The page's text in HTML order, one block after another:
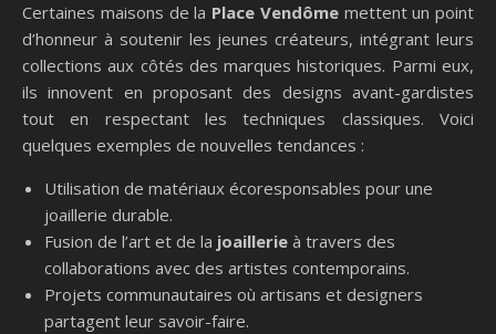
Certaines maisons de la Place Vendômemettent un point
d’honneur à soutenir les jeunes créateurs, intégrant leurs
collections aux côtés des marques historiques. Parmi eux,
ils innovent en proposant des designs avant-gardistes
tout en respectant les techniques classiques. Voici
quelques exemples de nouvelles tendances :
Utilisation de matériaux écoresponsables pour une
joaillerie durable.
Fusion de l’art et de la joaillerie à travers des
collaborations avec des artistes contemporains.
Projets communautaires où artisans et designers
partagent leur savoir-faire.